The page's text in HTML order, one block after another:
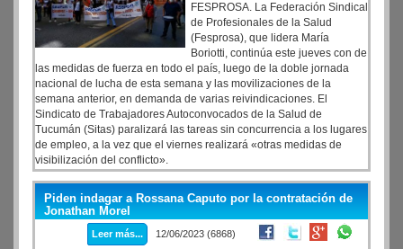
FESPROSA. La Federación Sindical
de Profesionales de la Salud
(Fesprosa), que lidera María
Boriotti, continúa este jueves con de
las medidas de fuerza en todo el país, luego de la doble jornada
nacional de lucha de esta semana y las movilizaciones de la
semana anterior, en demanda de varias reivindicaciones. El
Sindicato de Trabajadores Autoconvocados de la Salud de
Tucumán (Sitas) paralizará las tareas sin concurrencia a los lugares
de empleo, a la vez que el viernes realizará «otras medidas de
visibilización del conflicto».
Piden indagar a Rossana Caputo por la contratación de
Jonathan Morel
Leer más... 12/06/2023 (6868)